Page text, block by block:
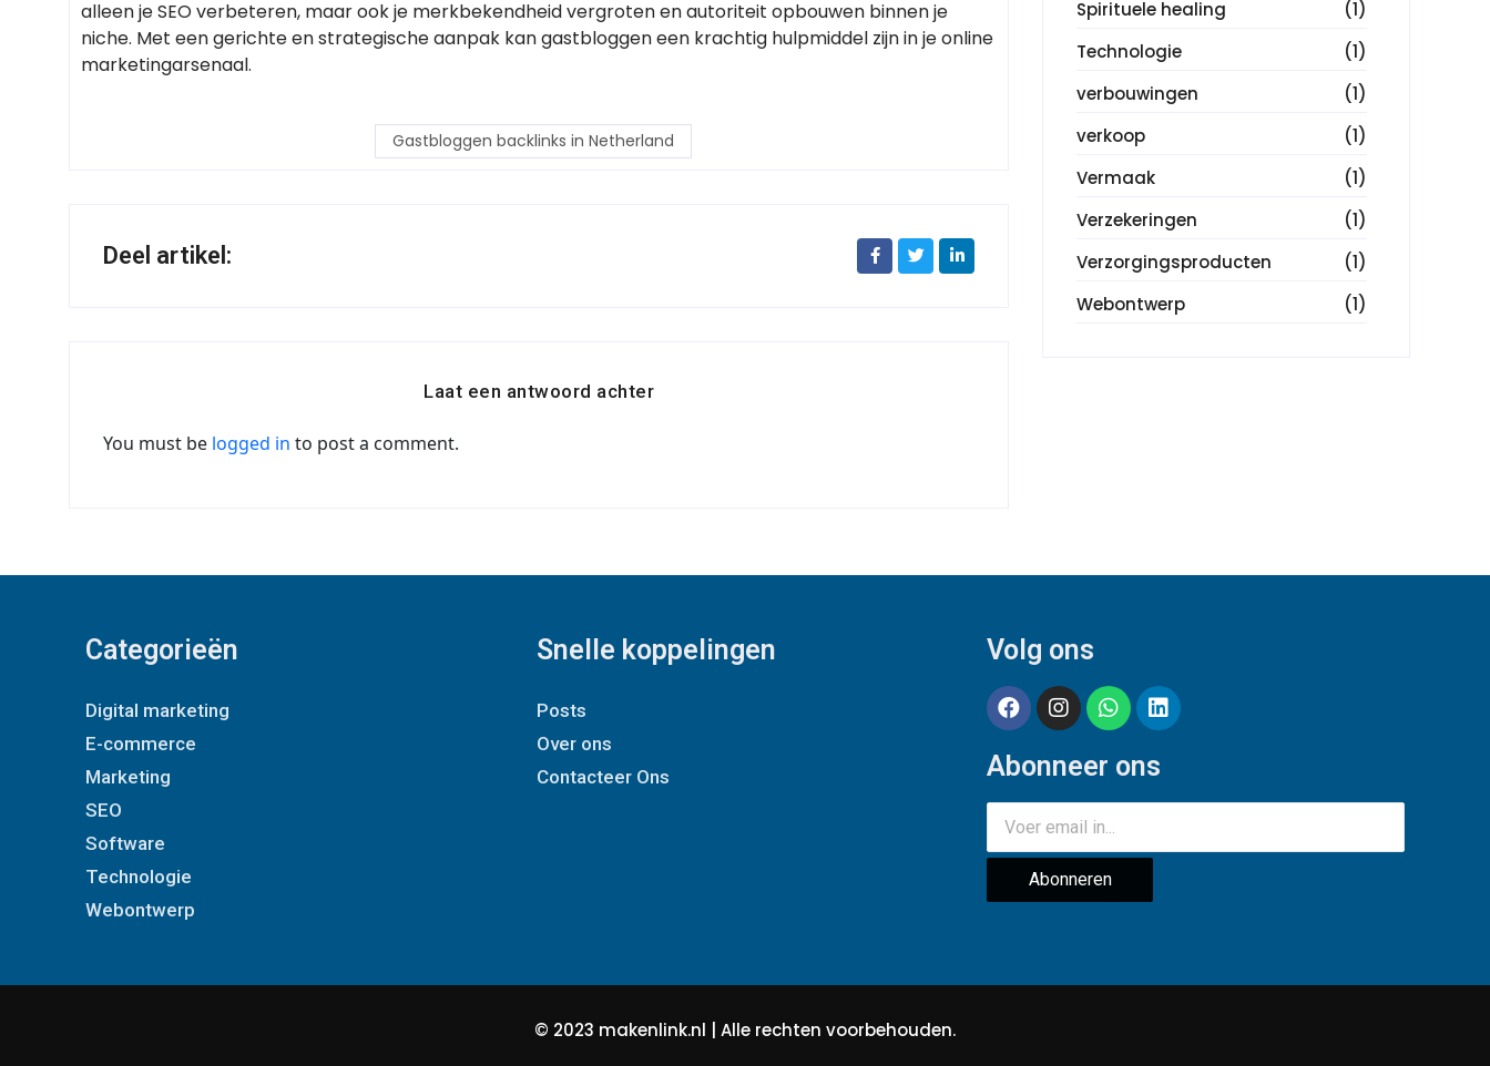
alleen je SEO verbeteren, maar ook je merkbekendheid vergroten en autoriteit opbouwen binnen je
niche. Met een gerichte en strategische aanpak kan gastbloggen een krachtig hulpmiddel zijn in je online
marketingarsenaal.
Gastbloggen backlinks in Netherland
Deel artikel:
Laat een antwoord achter
You must be logged in to post a comment.
Spirituele healing
(1)
Technologie
(1)
verbouwingen
(1)
verkoop
(1)
Vermaak
(1)
Verzekeringen
(1)
Verzorgingsproducten
(1)
Webontwerp
(1)
Categorieën
Digital marketing
E-commerce
Marketing
SEO
Software
Technologie
Webontwerp
Snelle koppelingen
Posts
Over ons
Contacteer Ons
Volg ons
Abonneer ons
Abonneren
© 2023 makenlink.nl | Alle rechten voorbehouden.